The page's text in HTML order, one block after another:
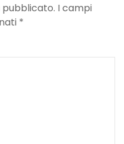
pubblicato. I campi
*